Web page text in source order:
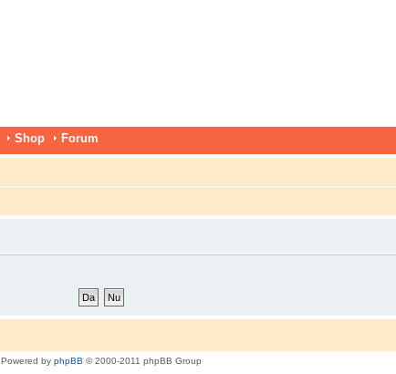
Shop Forum
Powered by phpBB © 2000-2011 phpBB Group